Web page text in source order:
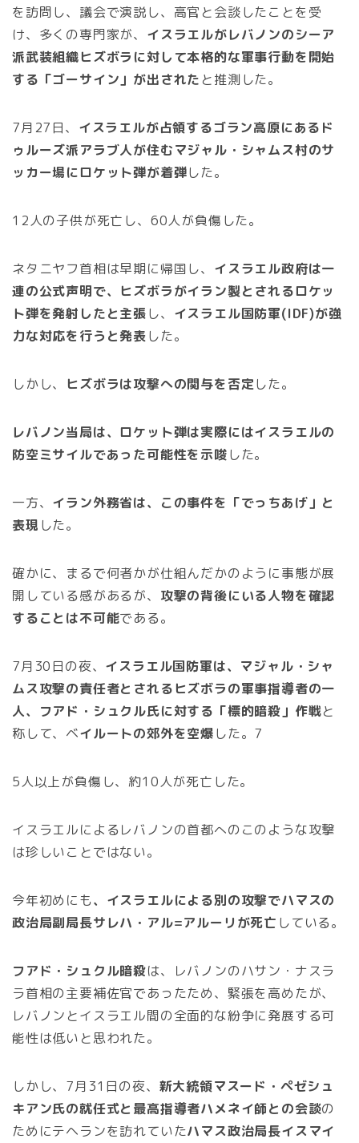
を訪問し、議会で演説し、高官と会談したことを受
け、多くの専門家が、 イスラエルがレバノンのシーア
派武装組織ヒズボラに対して本格的な軍事行動を開始
する「ゴーサイン」が出された と推測した。
7月27日、 イスラエルが占領するゴラン高原にあるド
ゥルーズ派アラブ人が住むマジャル・シャムス村のサ
ッカー場にロケット弾が着弾した。
12人の子供が死亡し、60人が負傷した。
ネタニヤフ首相は早期に帰国し、 イスラエル政府は一
連の公式声明で、ヒズボラがイラン製とされるロケッ
ト弾を発射したと主張し、 イスラエル国防軍(IDF)が強
力な対応を行うと発表した。
しかし、 ヒズボラは攻撃への関与を否定した。
レバノン当局は、ロケット弾は実際にはイスラエルの
防空ミサイルであった可能性を示唆した。
一方、 イラン外務省は、この事件を「でっちあげ」と
表現 した。
確かに、まるで何者かが仕組んだかのように事態が展
開している感があるが、 攻撃の背後にいる人物を確認
することは不可能である。
7月30日の夜、 イスラエル国防軍は、マジャル・シャ
ムス攻撃の責任者とされるヒズボラの軍事指導者の一
人、フアド・シュクル氏に対する「標的暗殺」作戦と
称して、ベイルートの郊外を空爆した。7
5人以上が負傷し、約10人が死亡した。
イスラエルによるレバノンの首都へのこのような攻撃
は珍しいことではない。
今年初めにも、イスラエルによる別の攻撃でハマスの
政治局副局長サレハ・アル=アルーリが死亡 している。
フアド・シュクル暗殺は、レバノンのハサン・ナスラ
ラ首相の主要補佐官であったため、緊張を高めたが、
レバノンとイスラエル間の全面的な紛争に発展する可
能性は低いと思われた。
しかし、7月31日の夜、 新大統領マスード・ペゼシュ
キアン氏の就任式と最高指導者ハメネイ師との会談の
ためにテヘランを訪れていたハマス政治局長イスマイ